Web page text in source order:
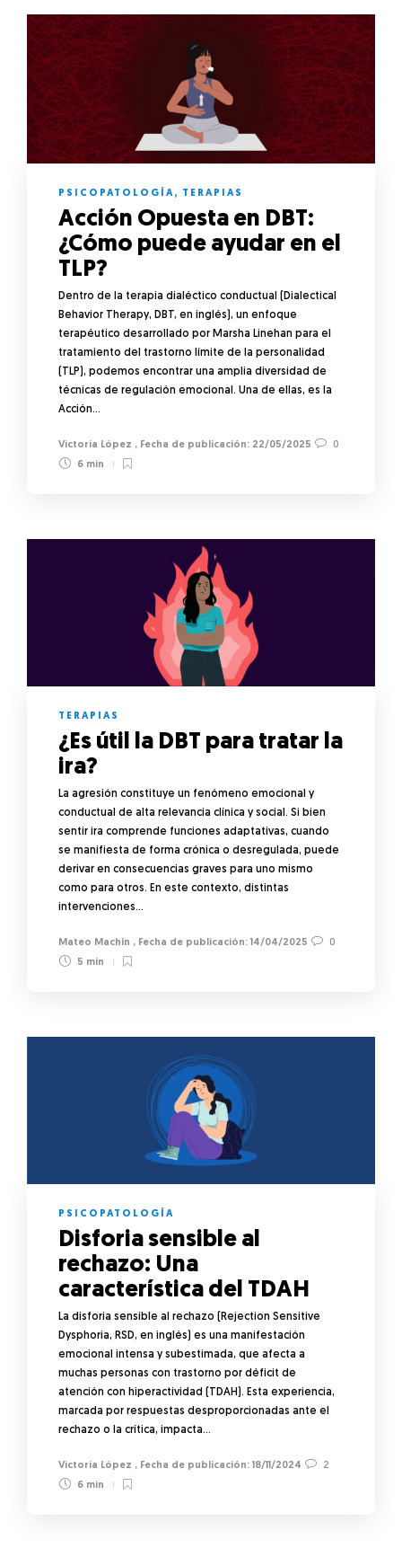
PSICOPATOLOGÍA, TERAPIAS
Acción Opuesta en DBT:
¿Cómo puede ayudar en el
TLP?
Dentro de la terapia dialéctico conductual (Dialectical
Behavior Therapy, DBT, en inglés), un enfoque
terapéutico desarrollado por Marsha Linehan para el
tratamiento del trastorno límite de la personalidad
(TLP), podemos encontrar una amplia diversidad de
técnicas de regulación emocional. Una de ellas, es la
Acción…
Victoria López , 22/05/2025
0
6 min
TERAPIAS
¿Es útil la DBT para tratar la
ira?
La agresión constituye un fenómeno emocional y
conductual de alta relevancia clínica y social. Si bien
sentir ira comprende funciones adaptativas, cuando
se manifiesta de forma crónica o desregulada, puede
derivar en consecuencias graves para uno mismo
como para otros. En este contexto, distintas
intervenciones…
Mateo Machín , 14/04/2025
0
5 min
PSICOPATOLOGÍA
Disforia sensible al
rechazo: Una
característica del TDAH
La disforia sensible al rechazo (Rejection Sensitive
Dysphoria, RSD, en inglés) es una manifestación
emocional intensa y subestimada, que afecta a
muchas personas con trastorno por déficit de
atención con hiperactividad (TDAH). Esta experiencia,
marcada por respuestas desproporcionadas ante el
rechazo o la crítica, impacta…
Victoria López , 18/11/2024
2
6 min